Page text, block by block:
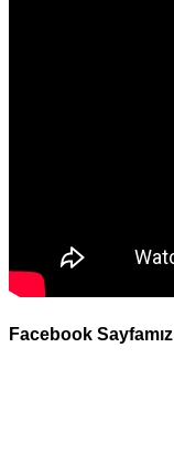
Facebook Sayfamız